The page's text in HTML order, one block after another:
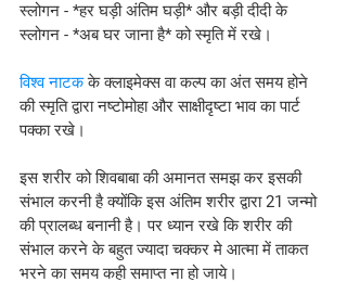
स्लोगन - *हर घड़ी अंतिम घड़ी* और बड़ी दीदी के
स्लोगन - *अब घर जाना है* को स्मृति में रखे।
विश्व नाटक के क्लाइमेक्स वा कल्प का अंत समय होने
की स्मृति द्वारा नष्टोमोहा और साक्षीदृष्टा भाव का पार्ट
पक्का रखे।
इस शरीर को शिवबाबा की अमानत समझ कर इसकी
संभाल करनी है क्योंकि इस अंतिम शरीर द्वारा 21 जन्मो
की प्रालब्ध बनानी है। पर ध्यान रखे कि शरीर की
संभाल करने के बहुत ज्यादा चक्कर मे आत्मा में ताकत
भरने का समय कही समाप्त ना हो जाये।